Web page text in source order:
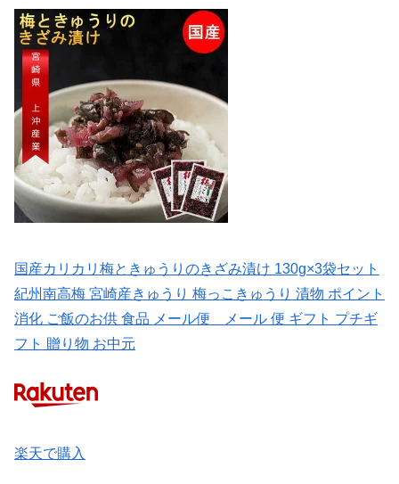
国産カリカリ梅ときゅうりのきざみ漬け 130g×3袋セット
紀州南高梅 宮崎産きゅうり 梅っこきゅうり 漬物 ポイント
消化 ご飯のお供 食品 メール便 メール 便 ギフト プチギ
フト 贈り物 お中元
楽天で購入